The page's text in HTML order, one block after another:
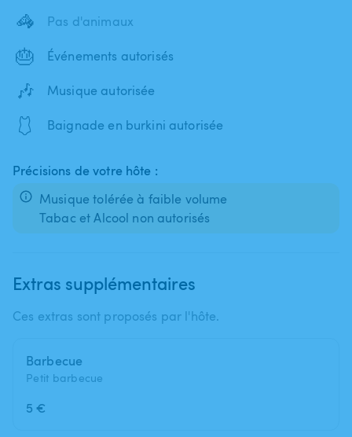
🦓 Pas d'animaux
🎂 Événements autorisés
🎶 Musique autorisée
🩱 Baignade en burkini autorisée
Précisions de votre hôte :
Musique tolérée à faible volume
Tabac et Alcool non autorisés
Extras supplémentaires
Ces extras sont proposés par l'hôte.
Barbecue
Petit barbecue
5 €